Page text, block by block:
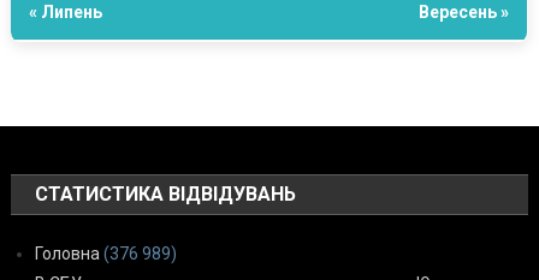
« Липень Вересень »
СТАТИСТИКА ВІДВІДУВАНЬ
Головна (376 989)